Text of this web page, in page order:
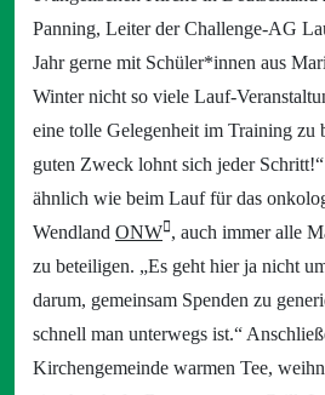
Panning, Leiter der Challenge-AG
Jahr gerne mit Schüler*innen aus
Winter nicht so viele Lauf-
eine tolle Gelegenheit im Training zu
guten Zweck lohnt sich jeder
ähnlich wie beim Lauf für das
Wendland ONW , auch immer alle
zu beteiligen. „Es geht hier ja nicht
darum, gemeinsam Spenden zu
schnell man unterwegs ist.“
Kirchengemeinde warmen Tee,